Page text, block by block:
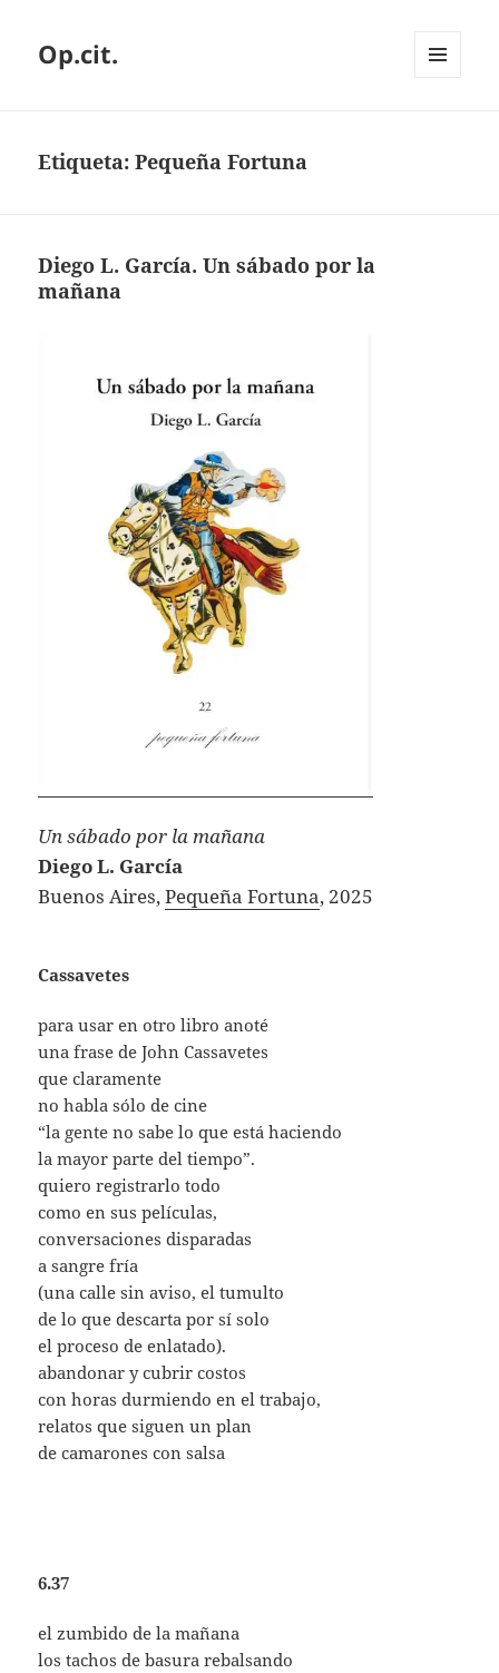
Op.cit.
Etiqueta:Pequeña Fortuna
Diego L. García. Un sábado por la
mañana
Un sábado por la mañana
Diego L. García
Buenos Aires,Pequeña Fortuna, 2025
Cassavetes
para usar en otro libro anoté
una frase de John Cassavetes
que claramente
no habla sólo de cine
“la gente no sabe lo que está haciendo
la mayor parte del tiempo”.
quiero registrarlo todo
como en sus películas,
conversaciones disparadas
a sangre fría
(una calle sin aviso, el tumulto
de lo que descarta por sí solo
el proceso de enlatado).
abandonar y cubrir costos
con horas durmiendo en el trabajo,
relatos que siguen un plan
de camarones con salsa
6.37
el zumbido de la mañana
los tachos de basura rebalsando